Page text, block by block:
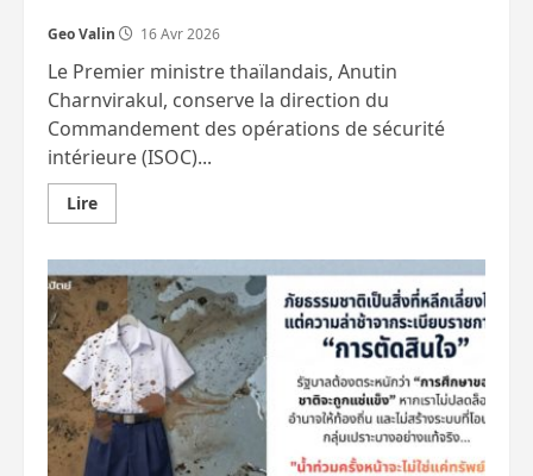
Geo Valin 16 Avr 2026
Le Premier ministre thaïlandais, Anutin
Charnvirakul, conserve la direction du
Commandement des opérations de sécurité
intérieure (ISOC)...
LireEn
savoir
Anutin
resserre
l’étau
sécuritaire
sur
le
Sud,
une
stratégie
délicate